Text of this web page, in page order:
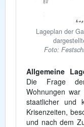
Lageplan der
Foto:
Allgemeine
Die Frage
Wohnungen
staatlicher und
Krisenzeiten,
und nach dem